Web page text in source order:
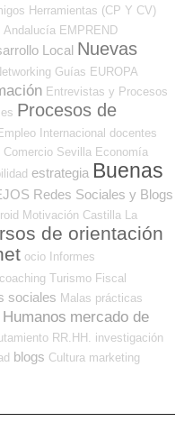
Herramientas (CP Y CV)
Andalucía EMPREND
Local Nuevas
Guías EUROPA
Entrevistas y Procesos
Procesos de
Internacional docentes
Comercio Sevilla Economía
estrategia Buenas
Redes Sociales y Blogs
Motivación Castilla La
de orientación
ocio Informes
coaching Turismo Fiscal
sociales Malas prácticas
mercado de
RR.HH. investigación
blogs Cultura marketing